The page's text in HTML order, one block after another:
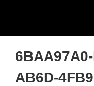
AB6D-